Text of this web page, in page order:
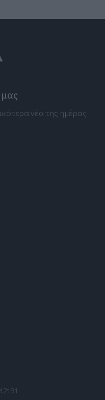
νέα της ημέρας